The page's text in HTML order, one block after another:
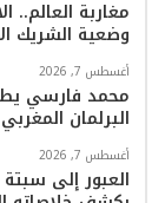
مغاربة العالم..
وضعية الشريك
أغسطس 7, 2026
محمد فارسي
البرلمان المغربي
أغسطس 7, 2026
العبور إلى